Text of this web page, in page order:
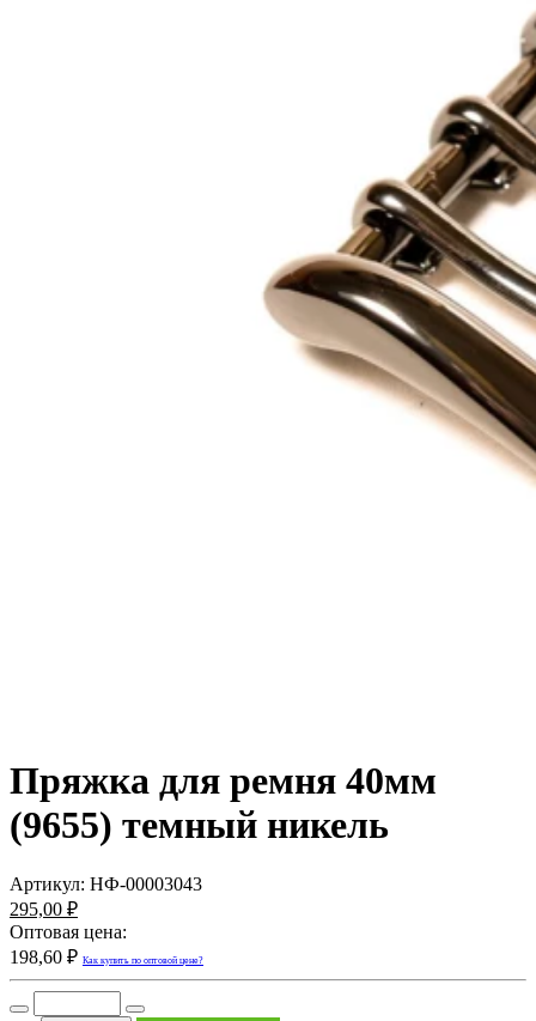
Пряжка для ремня 40мм
(9655) темный никель
Артикул: НФ-00003043
295,00 ₽
Оптовая цена:
198,60 ₽ Как купить по оптовой цене?